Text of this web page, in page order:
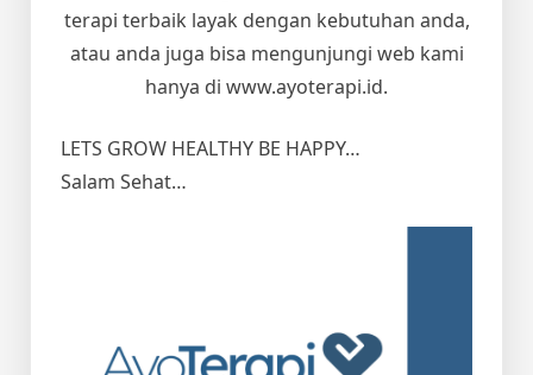
terapi terbaik layak dengan kebutuhan anda,
atau anda juga bisa mengunjungi web kami
hanya di www.ayoterapi.id.
LETS GROW HEALTHY BE HAPPY…
Salam Sehat…